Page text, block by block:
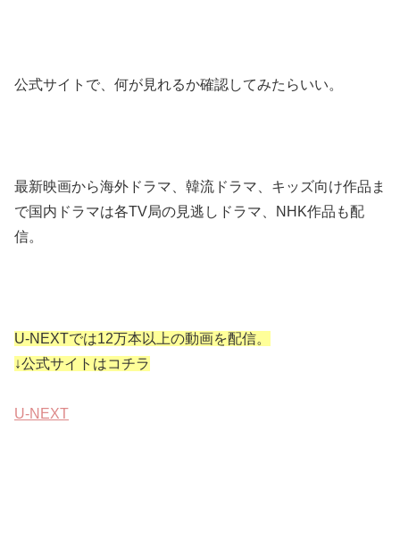
公式サイトで、何が見れるか確認してみたらいい。
最新映画から海外ドラマ、韓流ドラマ、キッズ向け作品ま
で国内ドラマは各TV局の見逃しドラマ、NHK作品も配
信。
U-NEXTでは12万本以上の動画を配信。
↓公式サイトはコチラ
U-NEXT